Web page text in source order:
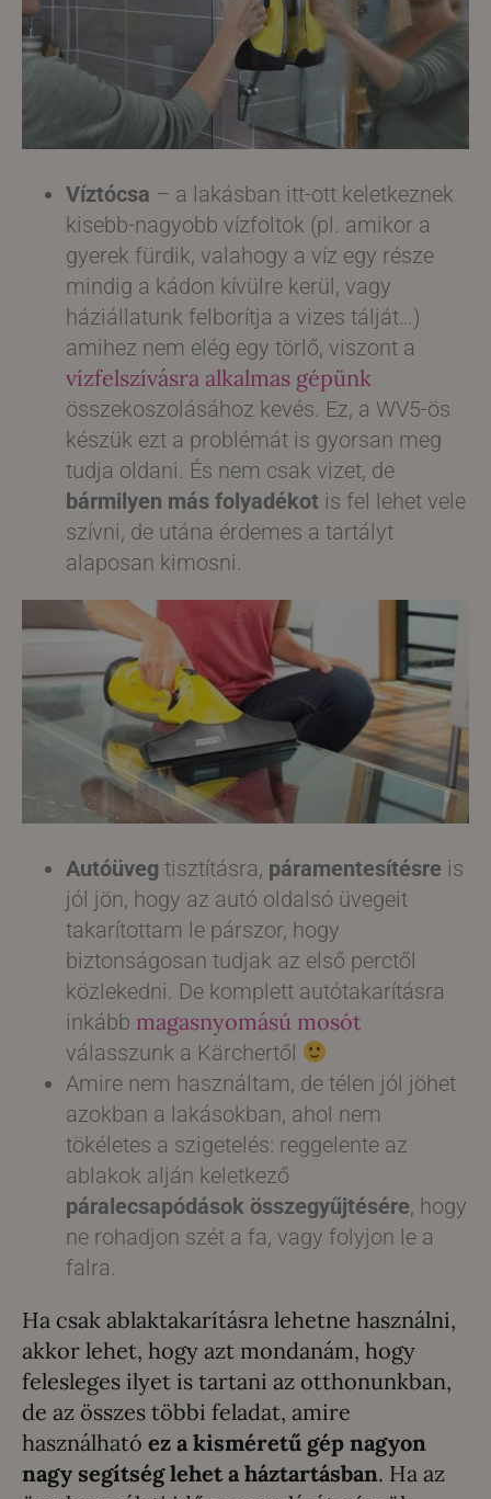
Víztócsa – a lakásban itt-ott keletkeznek
kisebb-nagyobb vízfoltok (pl. amikor a
gyerek fürdik, valahogy a víz egy része
mindig a kádon kívülre kerül, vagy
háziállatunk felborítja a vizes tálját…)
amihez nem elég egy törlő, viszont a
vízfelszívásra alkalmas gépünk
összekoszolásához kevés. Ez, a WV5-ös
készük ezt a problémát is gyorsan meg
tudja oldani. És nem csak vizet, de
bármilyen más folyadékot is fel lehet vele
szívni, de utána érdemes a tartályt
alaposan kimosni.
Autóüveg tisztításra, páramentesítésre is
jól jön, hogy az autó oldalsó üvegeit
takarítottam le párszor, hogy
biztonságosan tudjak az első perctől
közlekedni. De komplett autótakarításra
inkább magasnyomású mosót
válasszunk a Kärchertől
Amire nem használtam, de télen jól jöhet
azokban a lakásokban, ahol nem
tökéletes a szigetelés: reggelente az
ablakok alján keletkező
páralecsapódások összegyűjtésére, hogy
ne rohadjon szét a fa, vagy folyjon le a
falra.
Ha csak ablaktakarításra lehetne használni,
akkor lehet, hogy azt mondanám, hogy
felesleges ilyet is tartani az otthonunkban,
de az összes többi feladat, amire
használható ez a kisméretű gép nagyon
nagy segítség lehet a háztartásban. Ha az